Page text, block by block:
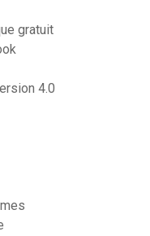
gratuit
4.0